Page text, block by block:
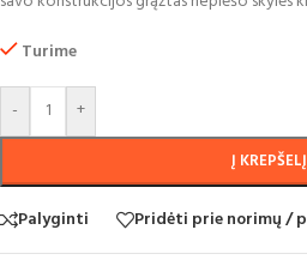
Turime
- +
Į KREPŠELĮ
Palyginti Pridėti prie norimų /